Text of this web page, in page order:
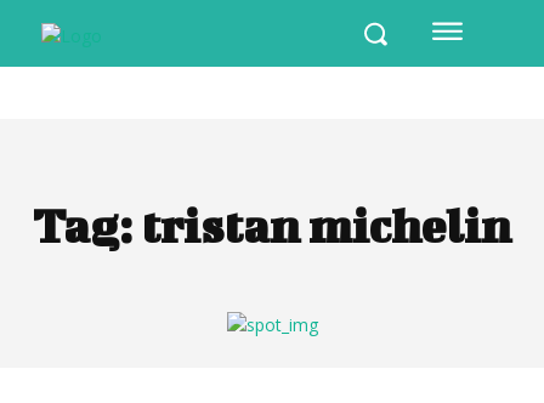
Tag: tristan michelin